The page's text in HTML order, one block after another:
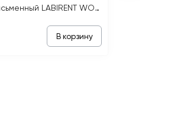
Стол письменный LABIRENT WORKING TABLE
В корзину